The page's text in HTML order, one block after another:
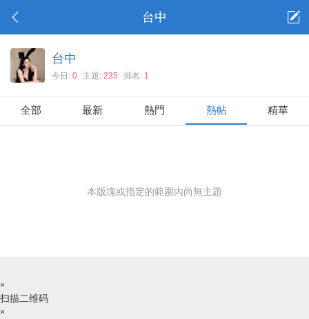
台中
台中
今日: 0 主題: 235 排名: 1
全部 最新 熱門 熱帖 精華
本版塊或指定的範圍內尚無主題
×
扫描二维码
×